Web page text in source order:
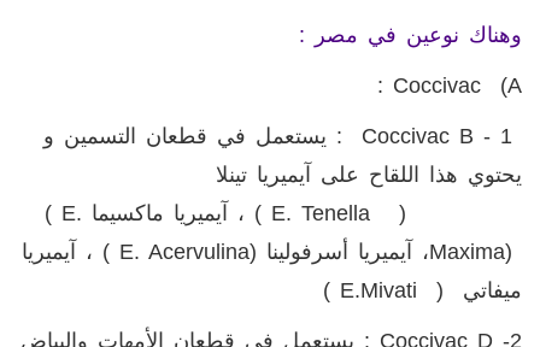
وهناك نوعين في مصر :
A
)
Coccivac
:
Coccivac B - 1 : يستعمل في قطعان التسمين و
يحتوي هذا اللقاح على آيميريا تينلا
(
( E. Tenella ، آيميريا ماكسيما ( E.
Maxima)، آيميريا أسرفولينا ( E. Acervulina) ، آيميريا
ميفاتي (
E.mivati
)
Coccivac D -2 : يستعمل في قطعان الأمهات والبياض